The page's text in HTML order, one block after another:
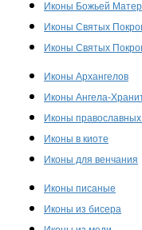
Иконы Божьей
Иконы Святых
Иконы Святых
Иконы Архангелов
Иконы Ангела-
Иконы
Иконы в киоте
Иконы для венчания
Иконы писаные
Иконы из бисера